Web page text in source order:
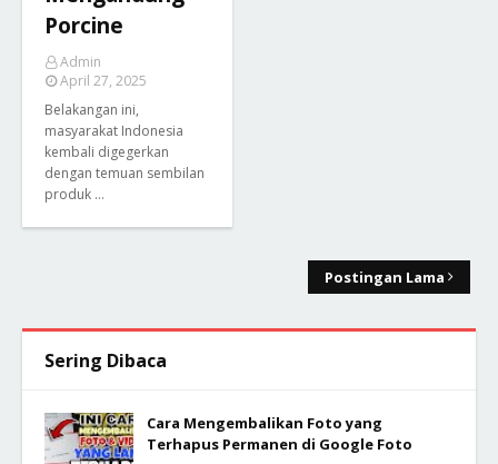
Porcine
Admin
April 27, 2025
Belakangan ini,
masyarakat Indonesia
kembali digegerkan
dengan temuan sembilan
produk …
Postingan Lama
Sering Dibaca
Cara Mengembalikan Foto yang
Terhapus Permanen di Google Foto